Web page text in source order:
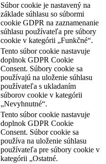
Súbor cookie je nastavený na
základe súhlasu so súbormi
cookie GDPR na zaznamenanie
súhlasu používateľa pre súbory
cookie v kategórii „Funkčné“.
Tento súbor cookie nastavuje
doplnok GDPR Cookie
Consent. Súbory cookie sa
používajú na uloženie súhlasu
používateľa s ukladaním
súborov cookie v kategórii
„Nevyhnutné“.
Tento súbor cookie nastavuje
doplnok GDPR Cookie
Consent. Súbor cookie sa
používa na uloženie súhlasu
používateľa pre súbory cookie v
kategórii „Ostatné.